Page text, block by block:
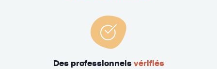
Des professionnels vérifiés